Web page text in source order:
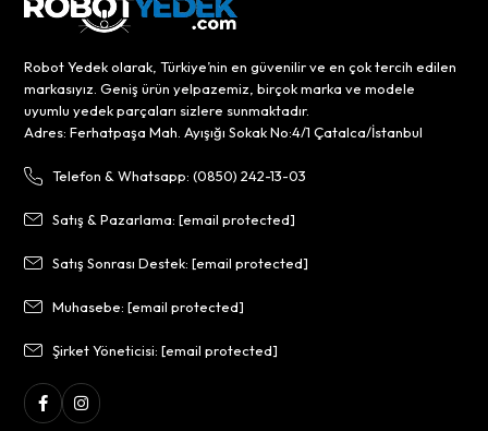
Robot Yedek olarak, Türkiye’nin en güvenilir ve en çok tercih edilen
markasıyız. Geniş ürün yelpazemiz, birçok marka ve modele
uyumlu yedek parçaları sizlere sunmaktadır.
Adres: Ferhatpaşa Mah. Ayışığı Sokak No:4/1 Çatalca/İstanbul
Telefon & Whatsapp: (0850) 242-13-03
Satış & Pazarlama:[email protected]
Satış Sonrası Destek:[email protected]
Muhasebe:[email protected]
Şirket Yöneticisi:[email protected]